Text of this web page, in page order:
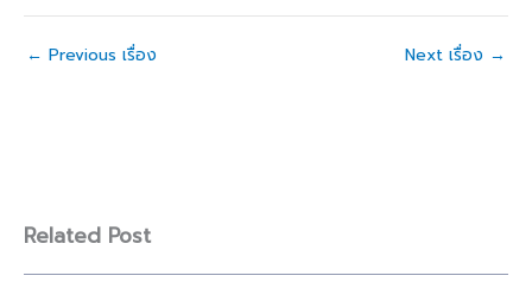
← Previous เรื่อง Next เรื่อง →
Related Post